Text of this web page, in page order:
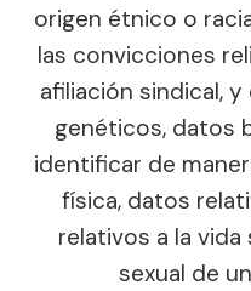
origen étnico o
las convicciones
afiliación sindical,
genéticos, datos
identificar de
física, datos
relativos a la
sexual de